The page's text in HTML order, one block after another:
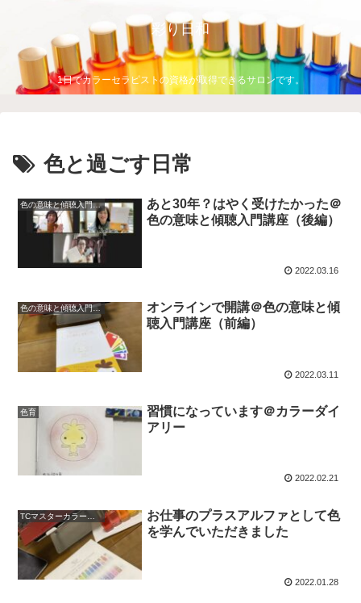
彩り日和
1日でカラーセラピストの資格が取得できるサロンです。
色と過ごす日常
色の意味と傾聴入門講座
あと30年？はやく受けたかった＠
色の意味と傾聴入門講座（後編）
2022.03.16
色の意味と傾聴入門講座
オンラインで開講＠色の意味と傾
聴入門講座（前編）
2022.03.11
色育
習慣になっています＠カラーダイ
アリー
2022.02.21
お仕事のプラスアルファとして色
を学んでいただきました
2022.01.28